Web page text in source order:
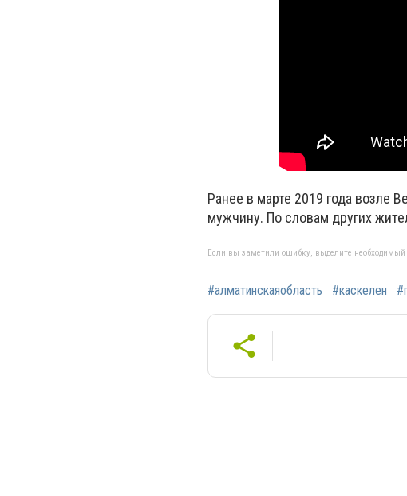
Ранее в марте 2019 года возле
мужчину. По словам других
Если вы заметили ошибку, выделите
#алматинскаяобласть #каскелен